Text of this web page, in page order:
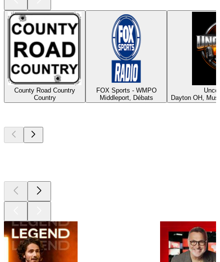
County Road Country
Country
FOX Sports - WMPO
Middleport, Débats
Dayton OH,